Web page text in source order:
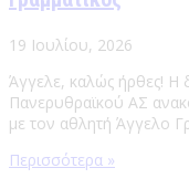
19 Ιουλίου, 2026
Άγγελε, καλώς ήρθες! Η
Πανερυθραϊκού ΑΣ
με τον αθλητή Άγγελο
Περισσότερα »